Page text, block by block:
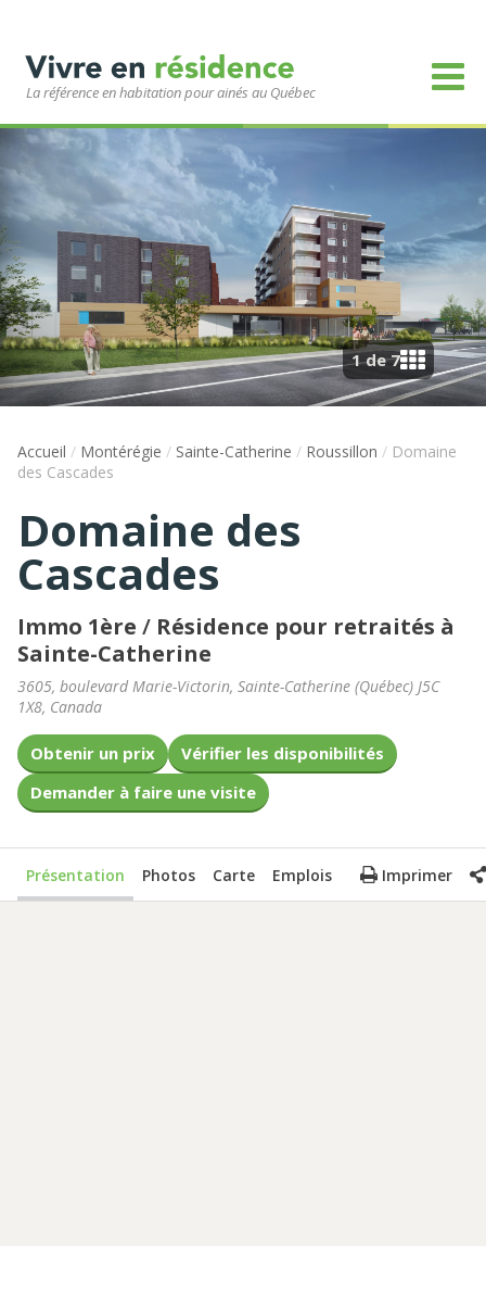
La référence en habitation pour ainés au Québec
1 de 7
Accueil / Montérégie / Sainte-Catherine / Roussillon / Domaine
des Cascades
Domaine des
Cascades
Immo 1ère / Résidence pour retraités à
Sainte-Catherine
3605, boulevard Marie-Victorin, Sainte-Catherine (Québec) J5C
1X8, Canada
Obtenir un prix
Vérifier les disponibilités
Demander à faire une visite
Présentation Photos Carte Emplois Imprimer